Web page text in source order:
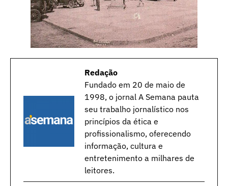
Redação
Fundado em 20 de maio de
1998, o jornal A Semana pauta
seu trabalho jornalístico nos
princípios da ética e
profissionalismo, oferecendo
informação, cultura e
entretenimento a milhares de
leitores.